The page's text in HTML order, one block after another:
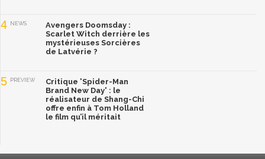
4 NEWS
Avengers Doomsday :
Scarlet Witch derrière les
mystérieuses Sorcières
de Latvérie ?
5 PREVIEW
Critique 'Spider-Man
Brand New Day' : le
réalisateur de Shang-Chi
offre enfin à Tom Holland
le film qu’il méritait